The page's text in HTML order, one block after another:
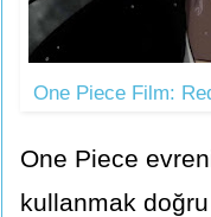
One Piece Film:
One Piece
kullanmak